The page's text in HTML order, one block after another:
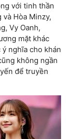
với tinh thần
Hòa Minzy,
Vy Oanh,
mặt khác
nghĩa cho khán
không ngần
để truyền